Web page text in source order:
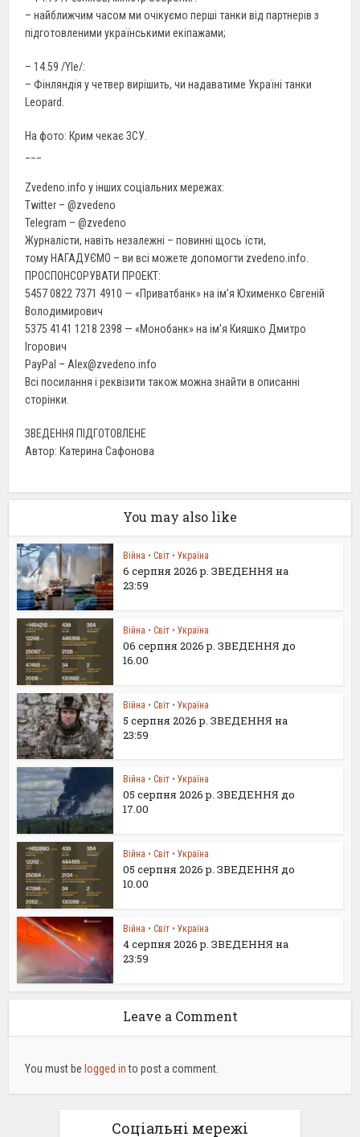
– найближчим часом ми очікуємо перші танки від партнерів з
підготовленими українськими екіпажами;
– 14.59 /Yle/:
– Фінляндія у четвер вирішить, чи надаватиме Україні танки
Leopard.
На фото: Крим чекає ЗСУ.
Zvedeno.info у інших соціальних мережах:
Twitter – @zvedeno
Telegram – @zvedeno
Журналісти, навіть незалежні – повинні щось їсти,
тому НАГАДУЄМО – ви всі можете допомогти zvedeno.info.
ПРОСПОНСОРУВАТИ ПРОЕКТ:
5457 0822 7371 4910 — «Приватбанк» на ім’я Юхименко Євгеній
Володимирович
5375 4141 1218 2398 — «Монобанк» на ім’я Кияшко Дмитро
Ігорович
PayPal – Alex@zvedeno.info
Всі посилання і реквізити також можна знайти в описанні
сторінки.
ЗВЕДЕННЯ ПІДГОТОВЛЕНЕ
Автор: Катерина Сафонова
You may also like
Війна • Світ • Україна
6 серпня 2026 р. ЗВЕДЕННЯ на
23:59
Війна • Світ • Україна
06 серпня 2026 р. ЗВЕДЕННЯ до
16.00
Війна • Світ • Україна
5 серпня 2026 р. ЗВЕДЕННЯ на
23:59
Війна • Світ • Україна
05 серпня 2026 р. ЗВЕДЕННЯ до
17.00
Війна • Світ • Україна
05 серпня 2026 р. ЗВЕДЕННЯ до
10.00
Війна • Світ • Україна
4 серпня 2026 р. ЗВЕДЕННЯ на
23:59
Leave a Comment
You must be logged into post a comment.
Соціальні мережі